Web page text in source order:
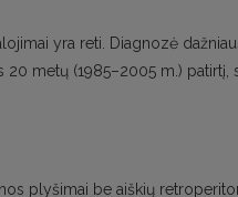
yra reti. Diagnozė
metų (1985–2005 m.)
plyšimai be aiškių